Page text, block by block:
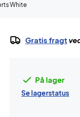
White
Gratis fragt
På lager
Se lagerstatus